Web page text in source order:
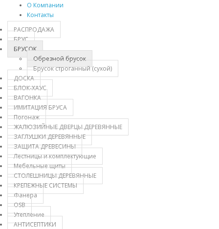
О Компании
Контакты
РАСПРОДАЖА
БРУС
БРУСОК
Обрезной брусок
Брусок строганный (сухой)
ДОСКА
БЛОК-ХАУС
ВАГОНКА
ИМИТАЦИЯ БРУСА
Погонаж
ЖАЛЮЗИЙНЫЕ ДВЕРЦЫ ДЕРЕВЯННЫЕ
ЗАГЛУШКИ ДЕРЕВЯННЫЕ
ЗАЩИТА ДРЕВЕСИНЫ
Лестницы и комплектующие
Мебельные щиты
СТОЛЕШНИЦЫ ДЕРЕВЯННЫЕ
КРЕПЕЖНЫЕ СИСТЕМЫ
Фанера
OSB
Утепление
АНТИСЕПТИКИ